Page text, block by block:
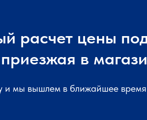
расчет цены
в
и мы вышлем в ближайшее время